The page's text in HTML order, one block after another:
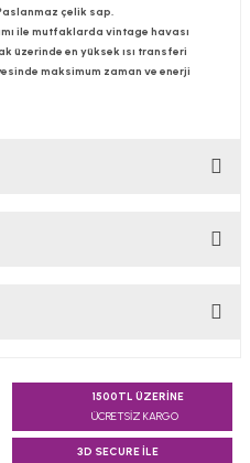
çelik sap.
ile mutfaklarda vintage havası
üzerinde en yüksek ısı transferi
maksimum zaman ve enerji
öneri formunu
1500TL ÜZERİNE
ÜCRETSİZ KARGO
3D SECURE İLE